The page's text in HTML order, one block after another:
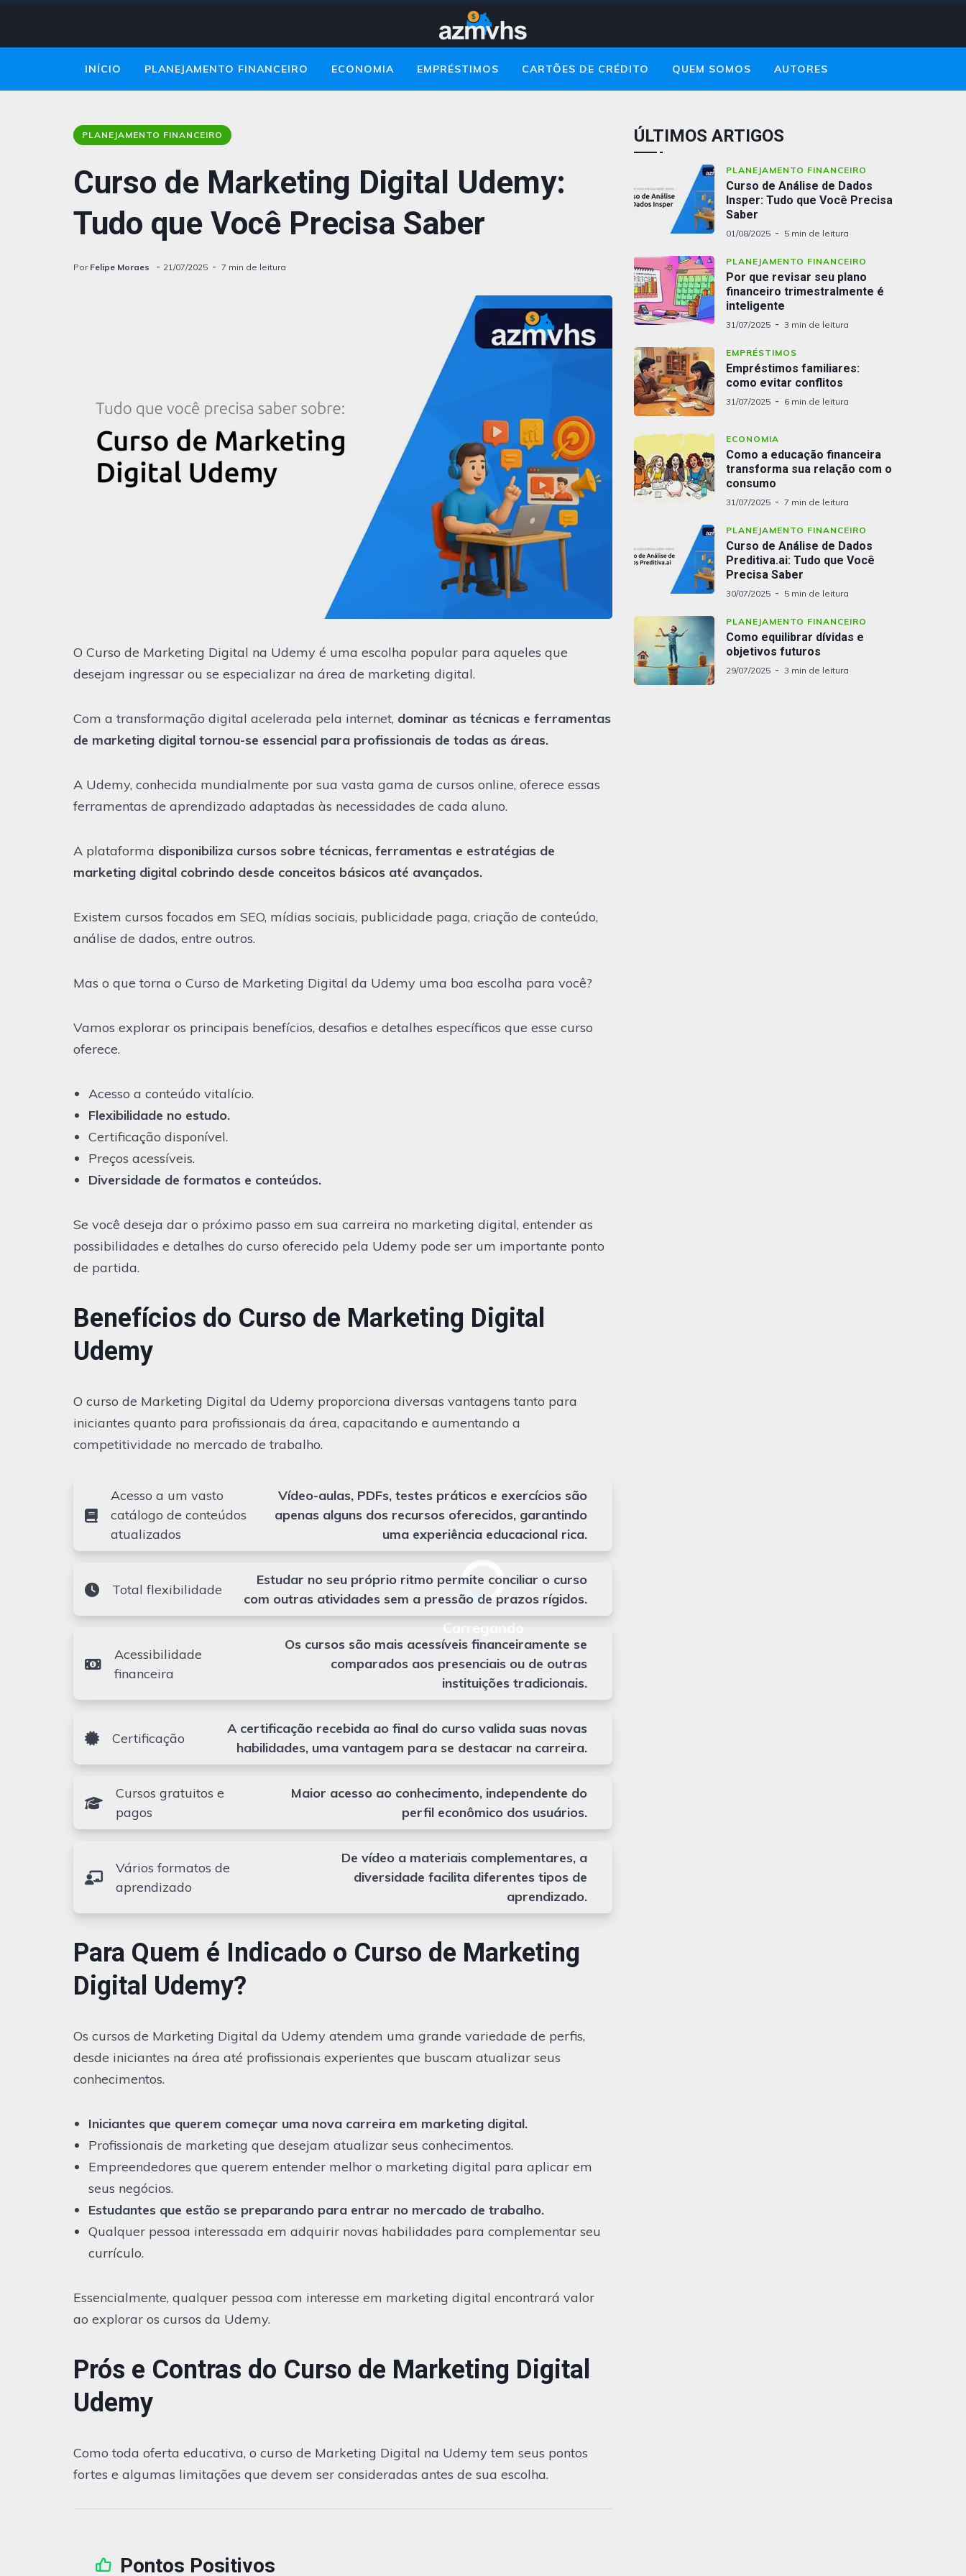
INÍCIO PLANEJAMENTO FINANCEIRO ECONOMIA EMPRÉSTIMOS CARTÕES DE CRÉDITO QUEM SOMOS AUTORES
PLANEJAMENTO FINANCEIRO
Curso de Marketing Digital Udemy:
Tudo que Você Precisa Saber
Por Felipe Moraes 21/07/2025 7 min de leitura
O Curso de Marketing Digital na Udemy é uma escolha popular para aqueles que
desejam ingressar ou se especializar na área de marketing digital.
Com a transformação digital acelerada pela internet, dominar as técnicas e ferramentas
de marketing digital tornou-se essencial para profissionais de todas as áreas.
A Udemy, conhecida mundialmente por sua vasta gama de cursos online, oferece essas
ferramentas de aprendizado adaptadas às necessidades de cada aluno.
A plataforma disponibiliza cursos sobre técnicas, ferramentas e estratégias de
marketing digital cobrindo desde conceitos básicos até avançados.
Existem cursos focados em SEO, mídias sociais, publicidade paga, criação de conteúdo,
análise de dados, entre outros.
Mas o que torna o Curso de Marketing Digital da Udemy uma boa escolha para você?
Vamos explorar os principais benefícios, desafios e detalhes específicos que esse curso
oferece.
Acesso a conteúdo vitalício.
Flexibilidade no estudo.
Certificação disponível.
Preços acessíveis.
Diversidade de formatos e conteúdos.
Se você deseja dar o próximo passo em sua carreira no marketing digital, entender as
possibilidades e detalhes do curso oferecido pela Udemy pode ser um importante ponto
de partida.
Benefícios do Curso de Marketing Digital
Udemy
O curso de Marketing Digital da Udemy proporciona diversas vantagens tanto para
iniciantes quanto para profissionais da área, capacitando e aumentando a
competitividade no mercado de trabalho.
Acesso a um vasto
catálogo de conteúdos
atualizados
Vídeo-aulas, PDFs, testes práticos e exercícios são
apenas alguns dos recursos oferecidos, garantindo
uma experiência educacional rica.
Total flexibilidade
Estudar no seu próprio ritmo permite conciliar o curso
com outras atividades sem a pressão de prazos rígidos.
Acessibilidade
financeira
Os cursos são mais acessíveis financeiramente se
comparados aos presenciais ou de outras
instituições tradicionais.
Certificação
A certificação recebida ao final do curso valida suas novas
habilidades, uma vantagem para se destacar na carreira.
Cursos gratuitos e
pagos
Maior acesso ao conhecimento, independente do
perfil econômico dos usuários.
Vários formatos de
aprendizado
De vídeo a materiais complementares, a
diversidade facilita diferentes tipos de
aprendizado.
Para Quem é Indicado o Curso de Marketing
Digital Udemy?
Os cursos de Marketing Digital da Udemy atendem uma grande variedade de perfis,
desde iniciantes na área até profissionais experientes que buscam atualizar seus
conhecimentos.
Iniciantes que querem começar uma nova carreira em marketing digital.
Profissionais de marketing que desejam atualizar seus conhecimentos.
Empreendedores que querem entender melhor o marketing digital para aplicar em
seus negócios.
Estudantes que estão se preparando para entrar no mercado de trabalho.
Qualquer pessoa interessada em adquirir novas habilidades para complementar seu
currículo.
Essencialmente, qualquer pessoa com interesse em marketing digital encontrará valor
ao explorar os cursos da Udemy.
Prós e Contras do Curso de Marketing Digital
Udemy
Como toda oferta educativa, o curso de Marketing Digital na Udemy tem seus pontos
fortes e algumas limitações que devem ser consideradas antes de sua escolha.
Pontos Positivos
ÚLTIMOS ARTIGOS
PLANEJAMENTO FINANCEIRO
Curso de Análise de Dados
Insper: Tudo que Você Precisa
Saber
01/08/2025 5 min de leitura
PLANEJAMENTO FINANCEIRO
Por que revisar seu plano
financeiro trimestralmente é
inteligente
31/07/2025 3 min de leitura
EMPRÉSTIMOS
Empréstimos familiares:
como evitar conflitos
31/07/2025 6 min de leitura
ECONOMIA
Como a educação financeira
transforma sua relação com o
consumo
31/07/2025 7 min de leitura
PLANEJAMENTO FINANCEIRO
Curso de Análise de Dados
Preditiva.ai: Tudo que Você
Precisa Saber
30/07/2025 5 min de leitura
PLANEJAMENTO FINANCEIRO
Como equilibrar dívidas e
objetivos futuros
29/07/2025 3 min de leitura